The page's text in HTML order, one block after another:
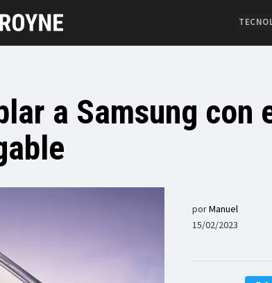
a Samsung con
porManuel
15/02/2023